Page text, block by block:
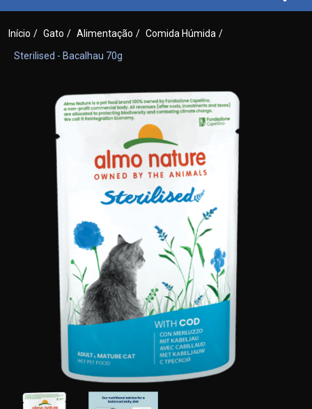
Início / Gato / Alimentação / Comida Húmida /
Sterilised - Bacalhau 70g